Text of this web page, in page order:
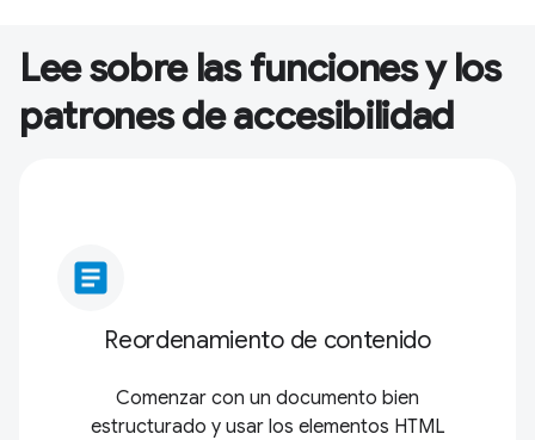
Lee sobre las funciones y los
patrones de accesibilidad
article
Reordenamiento de contenido
Comenzar con un documento bien
estructurado y usar los elementos HTML